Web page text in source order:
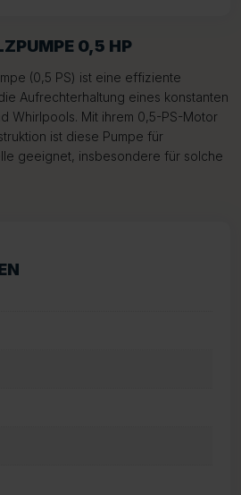
0,5 HP
(0,5 PS) ist eine effiziente
Aufrechterhaltung eines konstanten
Whirlpools. Mit ihrem 0,5-PS-Motor
ist diese Pumpe für
geeignet, insbesondere für solche